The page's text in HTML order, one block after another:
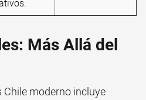
Más Allá del
Chile moderno incluye